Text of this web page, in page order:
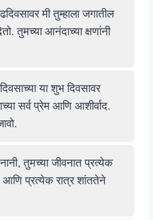
मी तुम्हाला जगातील
तुमच्या आनंदाच्या क्षणांनी
या शुभ दिवसावर
सर्व प्रेम आणि आशीर्वाद.
तुमच्या जीवनात प्रत्येक
प्रत्येक रात्र शांततेने